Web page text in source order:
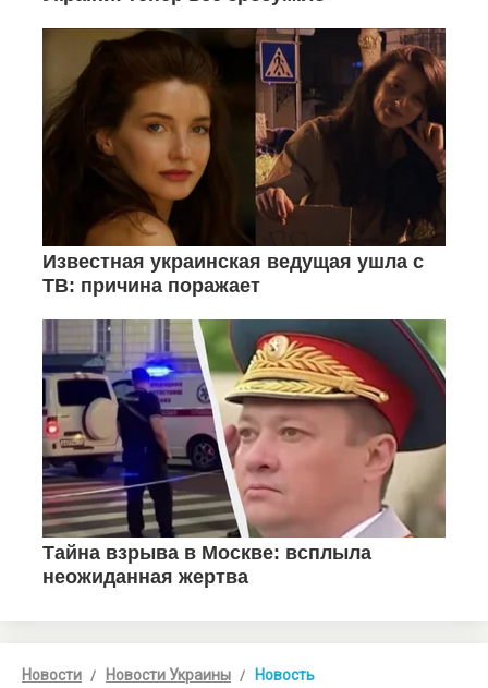
Новости Новости Украины Новость